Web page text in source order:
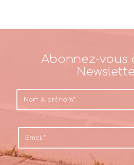
Abonnez-vous